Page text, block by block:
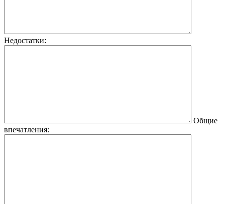
Недостатки:
Общие
впечатления: